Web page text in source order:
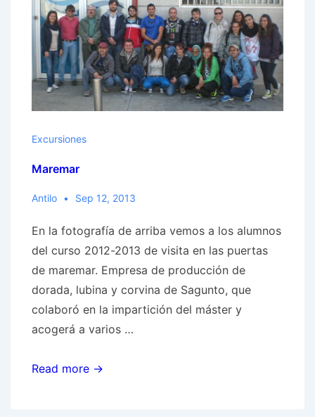
Excursiones
Maremar
Antilo Sep 12, 2013
En la fotografía de arriba vemos a los alumnos
del curso 2012-2013 de visita en las puertas
de maremar. Empresa de producción de
dorada, lubina y corvina de Sagunto, que
colaboró en la impartición del máster y
acogerá a varios …
Maremar
Read more →